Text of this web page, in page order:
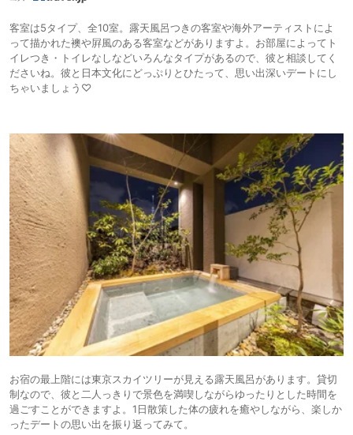
客室は5タイプ、全10室。露天風呂つきの客室や海外アーティストによ
って描かれた襖や屛風のある客室などがありますよ。お部屋によってト
イレつき・トイレなしなどいろんなタイプがあるので、彼と相談してく
ださいね。彼と日本文化にどっぷりとひたって、思い出深いデートにし
ちゃいましょう♡
お宿の最上階には東京スカイツリーが見える露天風呂があります。貸切
制なので、彼と二人っきりで景色を満喫しながらゆったりとした時間を
過ごすことができますよ。1日散策した体の疲れを癒やしながら、楽しか
ったデートの思い出を振り返ってみて。